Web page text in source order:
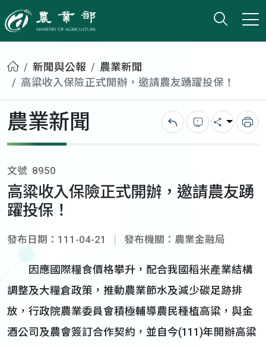
農業部
打開
小版
首頁新聞與公報
農業新聞
高粱收入保險正式開辦，邀請農友踴躍投保！
農業新聞 回上一頁錯誤回報
分享 列
文號 8950
高粱收入保險正式開辦，邀請農友踴
躍投保！
發布日期：111-04-21 發布機關：農業金融局
因應國際糧食價格攀升，配合我國稻米產業結構
調整及大糧倉政策，推動農業節水及減少碳足跡排
放，行政院農業委員會積極輔導農民種植高粱，與金
酒公司及農會簽訂合作契約，並自今(111)年開辦高粱